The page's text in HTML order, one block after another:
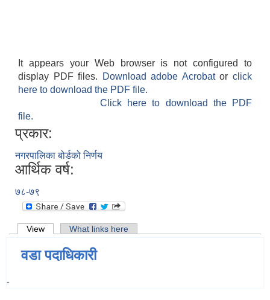
It appears your Web browser is not configured to
display PDF files.
Download adobe Acrobatorclick
here to download the PDF file.
Click here to download the PDF
file.
प्रकार:
नगरपालिका बोर्डको निर्णय
आर्थिक वर्ष:
७८-७९
Primary tabs
View (active tab)What links here
वडा पदाधिकारी
-